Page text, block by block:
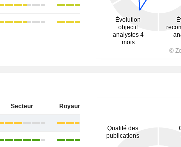
Secteur Royaume-Uni